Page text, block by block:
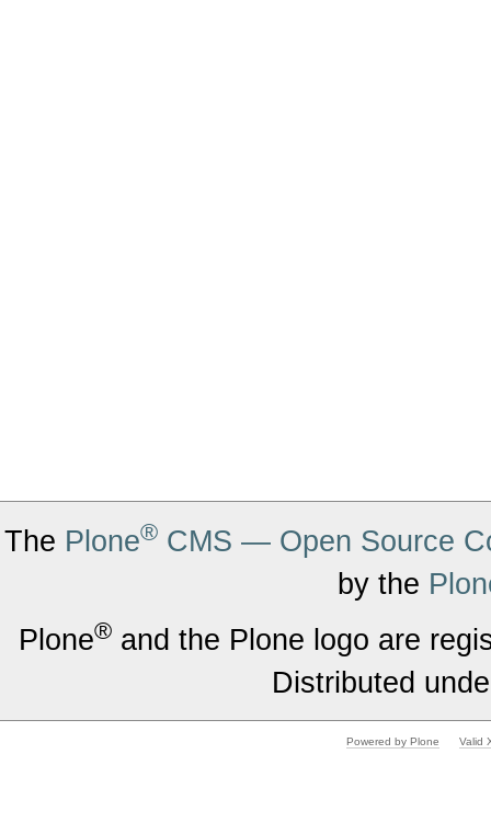
The Plone® CMS — Open Source
by the
Plone® and the Plone logo are
Distributed
Powered by Plone Valid